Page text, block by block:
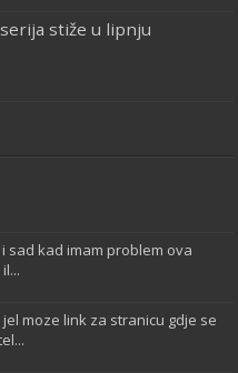
stiže u lipnju
sad kad imam problem ova
moze link za stranicu gdje se